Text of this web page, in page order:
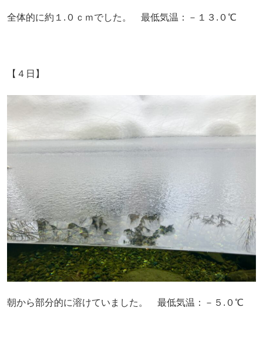
全体的に約１.０ｃｍでした。 最低気温：－１３.０℃
【４日】
朝から部分的に溶けていました。 最低気温：－５.０℃